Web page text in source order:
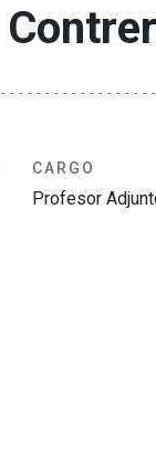
CARGO
Profesor